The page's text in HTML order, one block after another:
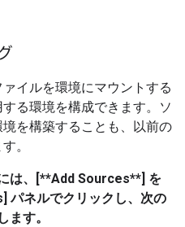
イルを環境にマウントする
る環境を構成できます。ソ
を構築することも、以前の
。
は、[**Add Sources**] を
ネルでクリックし、次の
ます。